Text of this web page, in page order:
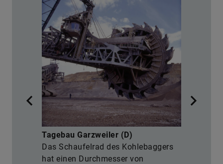
Tagebau Garzweiler (D)
Das Schaufelrad des Kohlebaggers
hat einen Durchmesser von